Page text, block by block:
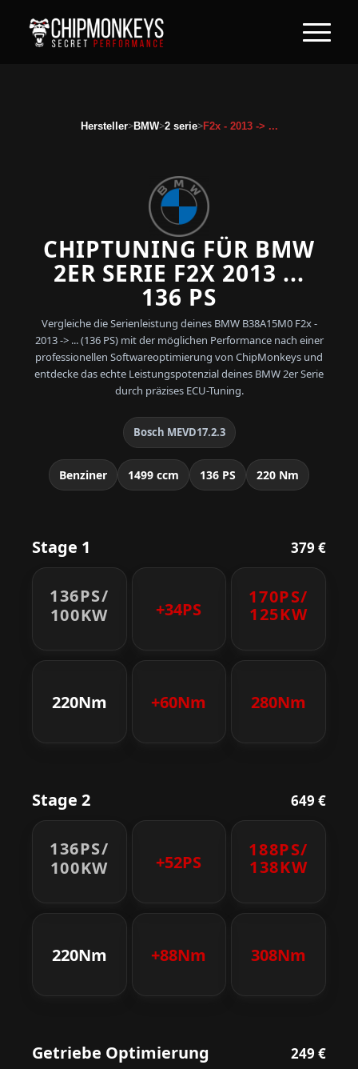
Hersteller>BMW>2 serie>F2x - 2013 -> ...
CHIPTUNING FÜR BMW
2ER SERIE F2X 2013 ...
136 PS
Vergleiche die Serienleistung deines BMW B38A15M0 F2x -
2013 -> ... (136 PS) mit der möglichen Performance nach einer
professionellen Softwareoptimierung von ChipMonkeys und
entdecke das echte Leistungspotenzial deines BMW 2er Serie
durch präzises ECU-Tuning.
Bosch MEVD17.2.3
Benziner 1499 ccm 136 PS 220 Nm
Stage 1 379 €
136PS/
100KW
+34PS
170PS/
125KW
220Nm +60Nm 280Nm
Stage 2 649 €
136PS/
100KW
+52PS
188PS/
138KW
220Nm +88Nm 308Nm
Getriebe Optimierung 249 €